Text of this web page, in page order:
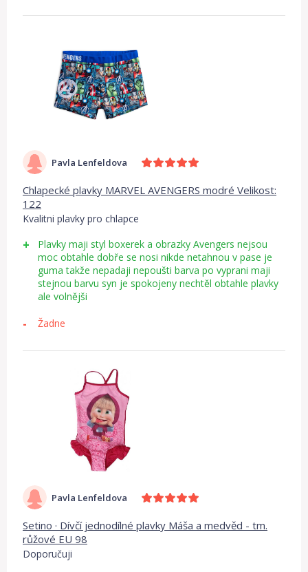
Pavla Lenfeldova
Chlapecké plavky MARVEL AVENGERS modré Velikost:
122
Kvalitni plavky pro chlapce
Plavky maji styl boxerek a obrazky Avengers nejsou
moc obtahle dobře se nosi nikde netahnou v pase je
guma takže nepadaji nepoušti barva po vyprani maji
stejnou barvu syn je spokojeny nechtěl obtahle plavky
ale volnějši
Žadne
Pavla Lenfeldova
Setino · Dívčí jednodílné plavky Máša a medvěd - tm.
růžové EU 98
Doporučuji